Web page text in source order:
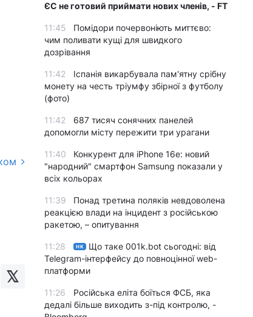
ЄС не готовий приймати нових членів, - FT
11:45
Помідори почервоніють миттєво:
чим поливати кущі для швидкого
дозрівання
11:42
Іспанія викарбувала пам'ятну срібну
монету на честь тріумфу збірної з футболу
(фото)
11:42
687 тисяч сонячних панелей
допомогли місту пережити три урагани
11:40
Конкурент для iPhone 16e: новий
"народний" смартфон Samsung показали у
всіх кольорах
11:39
Понад третина поляків невдоволена
реакцією влади на інцидент з російською
ракетою, – опитування
11:28 НК
Що таке 001k.bot сьогодні: від
Telegram-інтерфейсу до повноцінної web-
платформи
11:26
Російська еліта боїться ФСБ, яка
дедалі більше виходить з-під контролю, -